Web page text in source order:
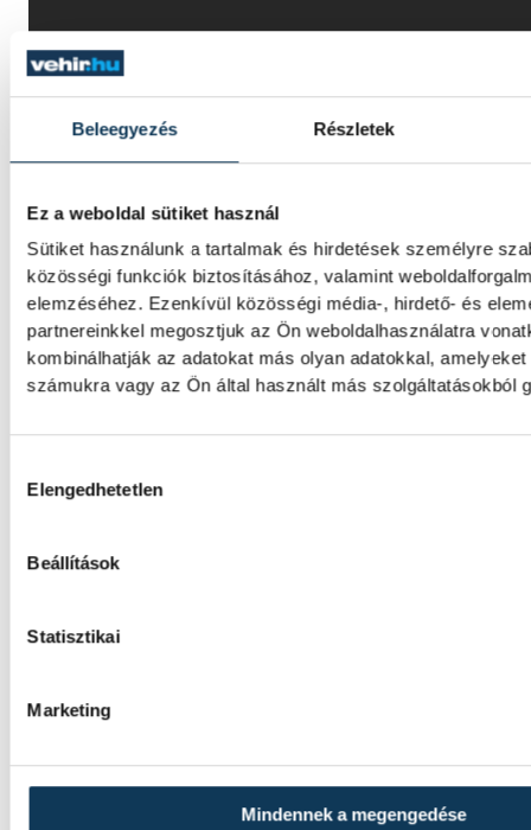
Beleegyezés Részletek
Ez a weboldal sütiket használ
Sütiket használunk a tartalmak és hirdetések személyre
közösségi funkciók biztosításához, valamint
elemzéséhez. Ezenkívül közösségi média-, hirdető- és
partnereinkkel megosztjuk az Ön weboldalhasználatra
kombinálhatják az adatokat más olyan adatokkal,
számukra vagy az Ön által használt más szolgáltatásokból
Elengedhetetlen
Beállítások
Statisztikai
Marketing
Mindennek a megengedése
SZERZŐ
Bertalan
Melinda